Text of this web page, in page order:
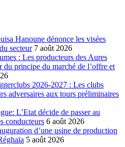
Hanoune dénonce les visées
secteur 7 août 2026
: Les producteurs des Aures
du principe du marché de l’offre et
2026-2027 : Les clubs
adversaires aux tours préliminaires
L’Etat décide de passer au
conducteurs 6 août 2026
d’une usine de production
5 août 2026